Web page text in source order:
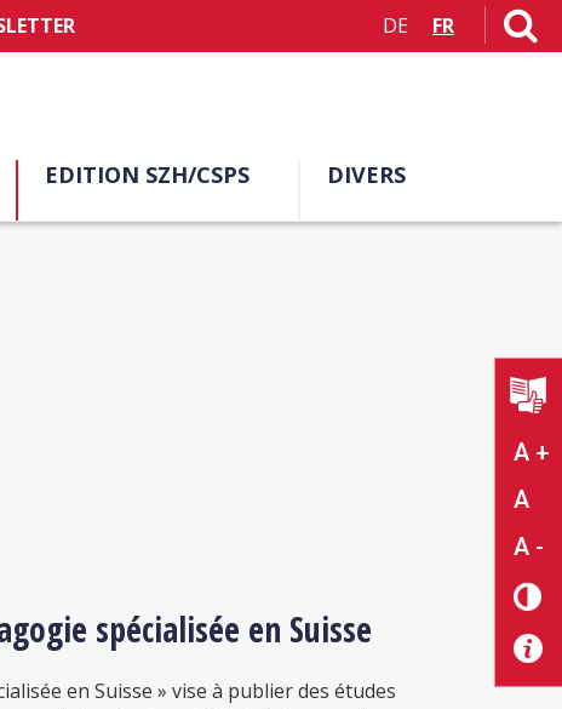
DE FR
EDITION SZH/CSPS DIVERS
A +
A
A -
spécialisée en Suisse
en Suisse » vise à publier des études